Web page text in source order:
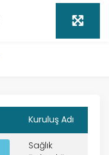
Kuruluş Adı
Sağlık